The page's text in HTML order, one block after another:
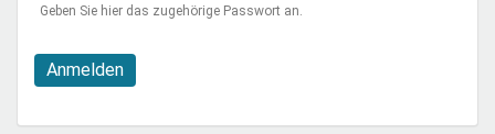
Geben Sie hier das zugehörige Passwort an.
Anmelden